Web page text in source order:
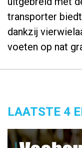
transporter
dankzij
voeten op nat
LAATSTE 4